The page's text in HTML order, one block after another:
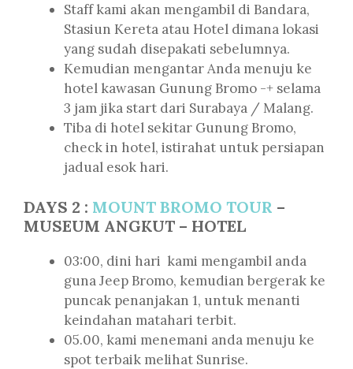
Staff kami akan mengambil di Bandara,
Stasiun Kereta atau Hotel dimana lokasi
yang sudah disepakati sebelumnya.
Kemudian mengantar Anda menuju ke
hotel kawasan Gunung Bromo -+ selama
3 jam jika start dari Surabaya / Malang.
Tiba di hotel sekitar Gunung Bromo,
check in hotel, istirahat untuk persiapan
jadual esok hari.
DAYS 2 : MOUNT BROMO TOUR –
MUSEUM ANGKUT – HOTEL
03:00, dini hari kami mengambil anda
guna Jeep Bromo, kemudian bergerak ke
puncak penanjakan 1, untuk menanti
keindahan matahari terbit.
05.00, kami menemani anda menuju ke
spot terbaik melihat Sunrise.